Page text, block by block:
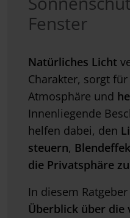
Fenster
Natürliches Licht
Charakter, sorgt
Atmosphäre und
Innenliegende
helfen dabei, den
steuern,
die Privatsphäre
In diesem
Überblick über die